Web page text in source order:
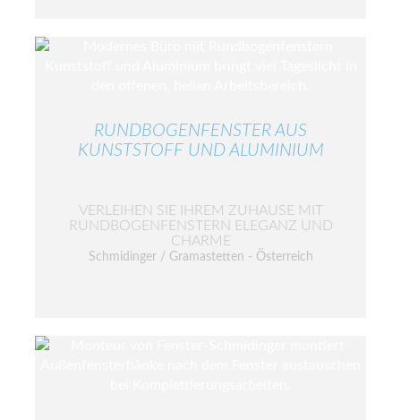
RUNDBOGENFENSTER AUS
KUNSTSTOFF UND ALUMINIUM
VERLEIHEN SIE IHREM ZUHAUSE MIT
RUNDBOGENFENSTERN ELEGANZ UND
CHARME
Schmidinger / Gramastetten - Österreich